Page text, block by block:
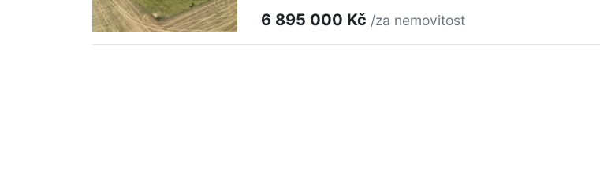
6 895 000 Kč /za nemovitost